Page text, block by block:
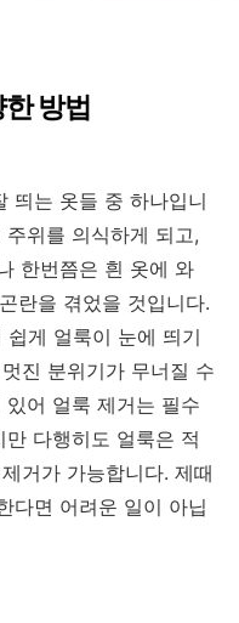
방법
띄는 옷들 중 하나입니
위를 의식하게 되고,
한번쯤은 흰 옷에 와
란을 겪었을 것입니다.
게 얼룩이 눈에 띄기
진 분위기가 무너질 수
어 얼룩 제거는 필수
다행히도 얼룩은 적
거가 가능합니다. 제때
다면 어려운 일이 아닙